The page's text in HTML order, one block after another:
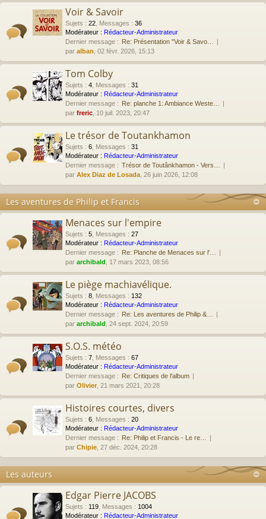
Voir & Savoir
Sujets : 22 Messages : 36
Modérateur : Rédacteur-Administrateur
Dernier message : Re: Présentation "Voir & Savo…
par alban , 02 févr. 2026, 15:13
Tom Colby
Sujets : 4 Messages : 31
Modérateur : Rédacteur-Administrateur
Dernier message : Re: planche 1: Ambiance Weste…
par freric , 10 juil. 2023, 20:47
Le trésor de Toutankhamon
Sujets : 6 Messages : 31
Modérateur : Rédacteur-Administrateur
Dernier message : Trésor de Toutânkhamon - Vers…
par Alex Diaz de Losada , 26 juin 2026, 12:08
Les aventures de Philip et Francis
Menaces sur l'empire
Sujets : 5 Messages : 27
Modérateur : Rédacteur-Administrateur
Dernier message : Re: Planche de Menaces sur l'…
par archibald , 17 mars 2023, 08:56
Le piège machiavélique.
Sujets : 8 Messages : 132
Modérateur : Rédacteur-Administrateur
Dernier message : Re: Les aventures de Philip &…
par archibald , 24 sept. 2024, 20:59
S.O.S. météo
Sujets : 7 Messages : 67
Modérateur : Rédacteur-Administrateur
Dernier message : Re: Critiques de l'album
par Olivier , 21 mars 2021, 20:28
Histoires courtes, divers
Sujets : 6 Messages : 20
Modérateur : Rédacteur-Administrateur
Dernier message : Re: Philip et Francis - Le re…
par Chipie , 27 déc. 2024, 20:28
Les auteurs
Edgar Pierre JACOBS
Sujets : 119 Messages : 1004
Modérateur : Rédacteur-Administrateur